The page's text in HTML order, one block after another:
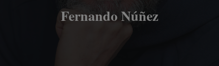
Fernando Núñez